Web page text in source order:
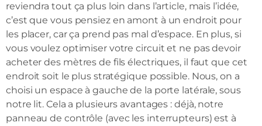
reviendra tout ça plus loin dans l’article, mais l’idée,
c’est que vous pensiez en amont à un endroit pour
les placer, car ça prend pas mal d’espace. En plus, si
vous voulez optimiser votre circuit et ne pas devoir
acheter des mètres de fils électriques, il faut que cet
endroit soit le plus stratégique possible. Nous, on a
choisi un espace à gauche de la porte latérale, sous
notre lit. Cela a plusieurs avantages : déjà, notre
panneau de contrôle (avec les interrupteurs) est à